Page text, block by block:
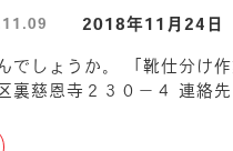
2018年11月24日
でしょうか。 「靴仕分
裏慈恩寺２３０－４ 連絡